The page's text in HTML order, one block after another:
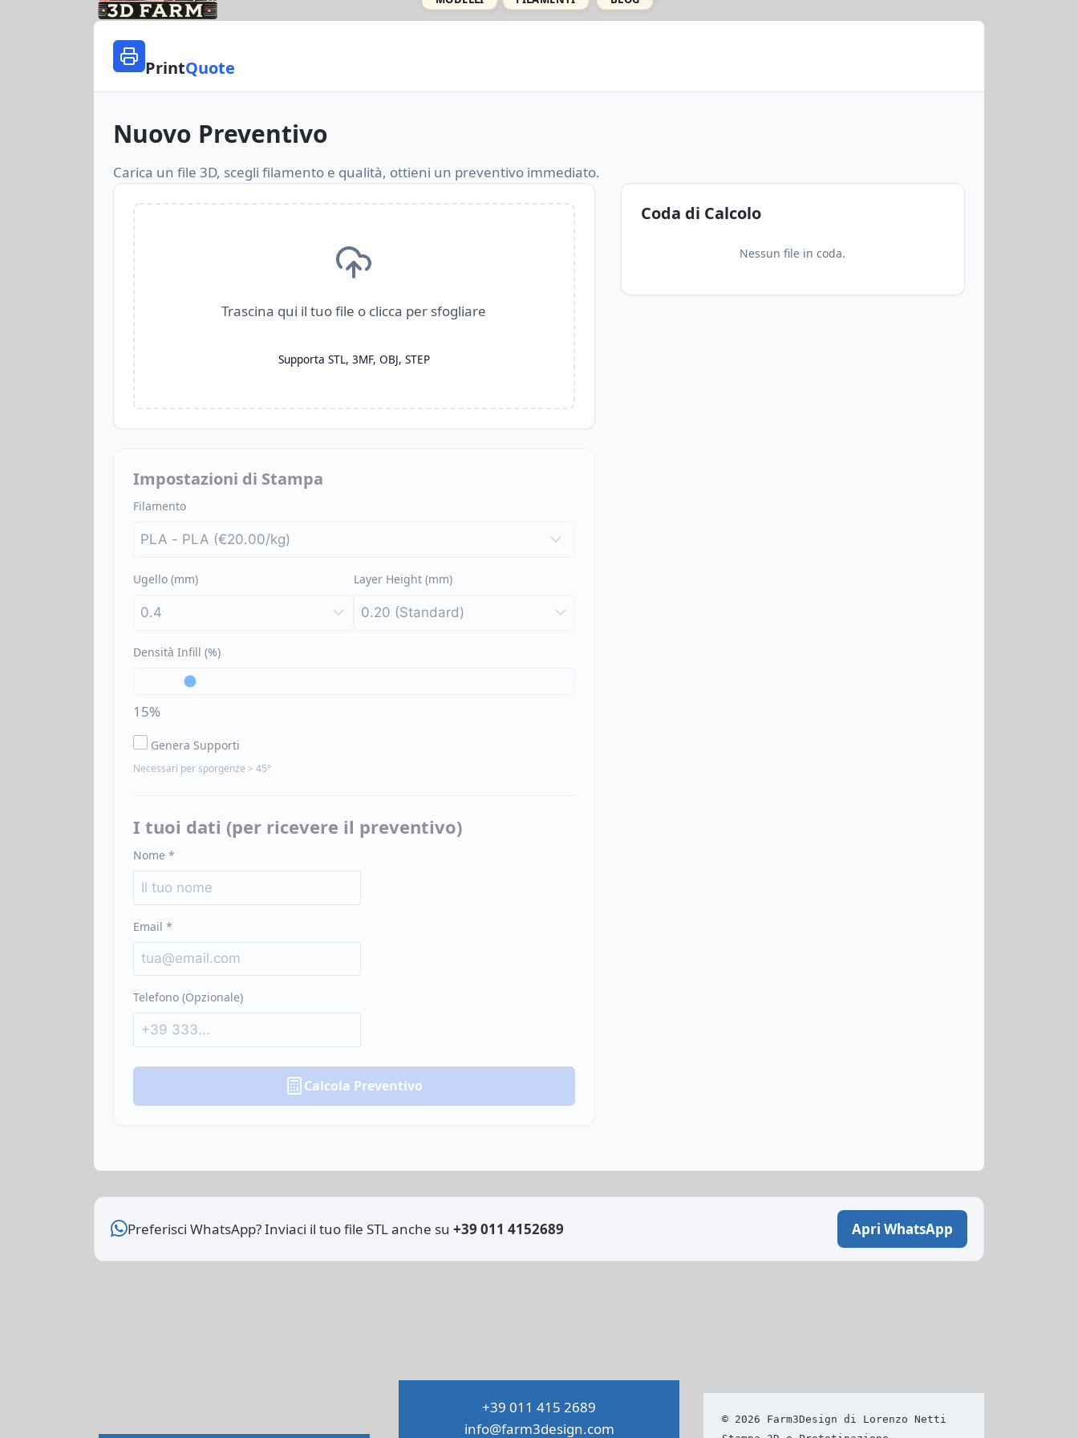
PrintQuote
Nuovo Preventivo
Carica un file 3D, scegli filamento e qualità, ottieni un preventivo immediato.
Trascina qui il tuo file o clicca per sfogliare
Supporta STL, 3MF, OBJ, STEP
Impostazioni di Stampa
Filamento
Ugello (mm) Layer Height (mm)
Densità Infill (%)
15%
Genera Supporti
Necessari per sporgenze > 45°
I tuoi dati (per ricevere il preventivo)
Nome *
Email *
Telefono (Opzionale)
Calcola Preventivo
Coda di Calcolo
Nessun file in coda.
Preferisci WhatsApp? Inviaci il tuo file STL anche su +39 011 4152689 Apri WhatsApp
+39 011 415 2689
info@farm3design.com
© 2026 Farm3Design di Lorenzo Netti